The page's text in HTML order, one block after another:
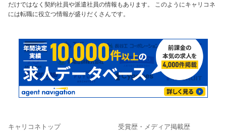
だけではなく契約社員や派遣社員の情報もあります。 このようにキャリコネ
には転職に役立つ情報が盛りだくさんです。
キャリコネトップ 受賞歴・メディア掲載歴